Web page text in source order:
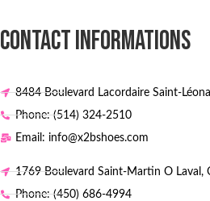
CONTACT INFORMATIONS
8484 Boulevard Lacordaire Saint-
Phone: (514) 324-2510
Email: info@x2bshoes.com
1769 Boulevard Saint-Martin O Laval,
Phone: (450) 686-4994